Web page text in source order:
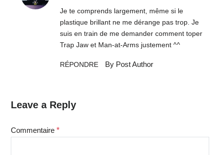
Je te comprends largement, même si le
plastique brillant ne me dérange pas trop. Je
suis en train de me demander comment toper
Trap Jaw et Man-at-Arms justement ^^
RÉPONDRE By Post Author
Leave a Reply
Commentaire *